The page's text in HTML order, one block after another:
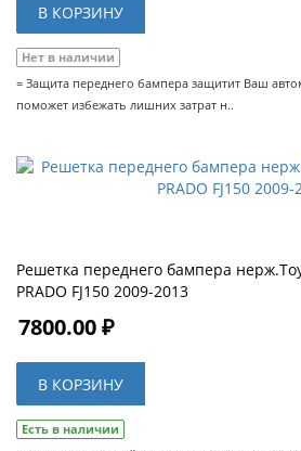
В КОРЗИНУ
Нет в наличии
= Защита переднего бампера защитит Ваш
поможет избежать лишних затрат н..
Решетка переднего бампера
PRADO FJ150 2009-2013
7800.00 ₽
В КОРЗИНУ
Есть в наличии